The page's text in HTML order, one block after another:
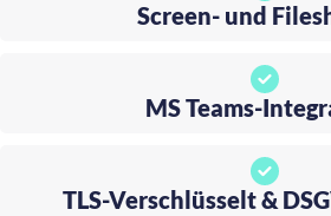
Screen- und
MS Teams-
TLS-Verschlüsselt &